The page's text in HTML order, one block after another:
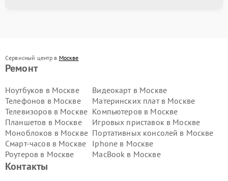
Сервисный центр в Москве
Ремонт
Ноутбуков в Москве
Телефонов в Москве
Телевизоров в Москве
Планшетов в Москве
Моноблоков в Москве
Смарт-часов в Москве
Роутеров в Москве
Видеокарт в Москве
Материнских плат в Москве
Компьютеров в Москве
Игровых приставок в Москве
Портативных консолей в Москве
Iphone в Москве
MacBook в Москве
Контакты